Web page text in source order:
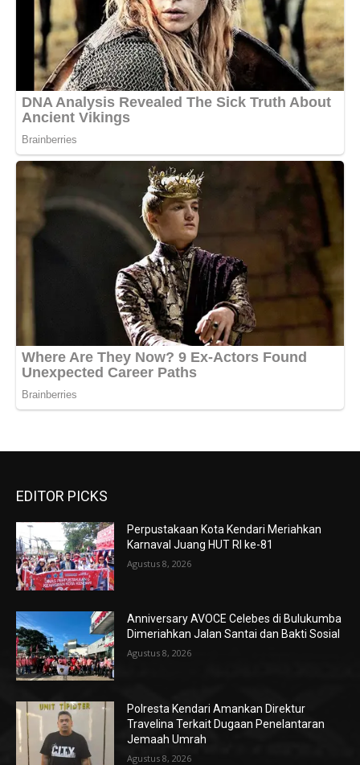
EDITOR PICKS
Perpustakaan Kota Kendari Meriahkan
Karnaval Juang HUT RI ke-81
Agustus 8, 2026
Anniversary AVOCE Celebes di Bulukumba
Dimeriahkan Jalan Santai dan Bakti Sosial
Agustus 8, 2026
Polresta Kendari Amankan Direktur
Travelina Terkait Dugaan Penelantaran
Jemaah Umrah
Agustus 8, 2026